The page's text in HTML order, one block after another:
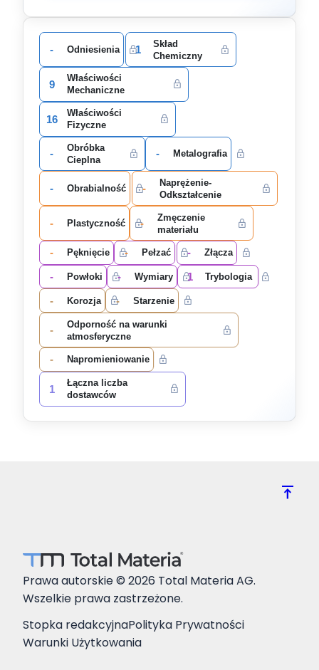
- Odniesienia 1
Skład
Chemiczny
9
Właściwości
Mechaniczne
16
Właściwości
Fizyczne
-
Obróbka
Cieplna
- Metalografia
- Obrabialność -
Naprężenie-
Odkształcenie
- Plastyczność -
Zmęczenie
materiału
- Pęknięcie - Pełzać - Złącza
- Powłoki - Wymiary 1 Trybologia
- Korozja - Starzenie
-
Odporność na warunki
atmosferyczne
- Napromieniowanie
1
Łączna liczba
dostawców
vertical_align_top
Prawa autorskie © 2026 Total Materia AG.
Wszelkie prawa zastrzeżone.
Stopka redakcyjnaPolityka Prywatności
Warunki Użytkowania